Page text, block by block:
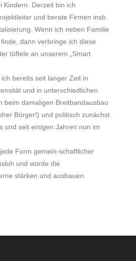
Kindern. Derzeit bin ich
und berate Firmen insb.
Wenn ich neben Familie
dann verbringe ich diese
tüftele an unserem „Smart
bereits seit langer Zeit in
und in unterschiedlichen
beim damaligen Breitbandausbau
Bürger!) und politisch zunächst
und seit einigen Jahren nun im
Form gemein-schaftlicher
und würde die
stärken und ausbauen.